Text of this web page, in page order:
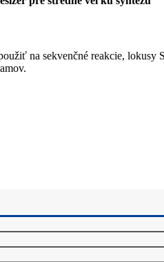
na sekvenčné reakcie,